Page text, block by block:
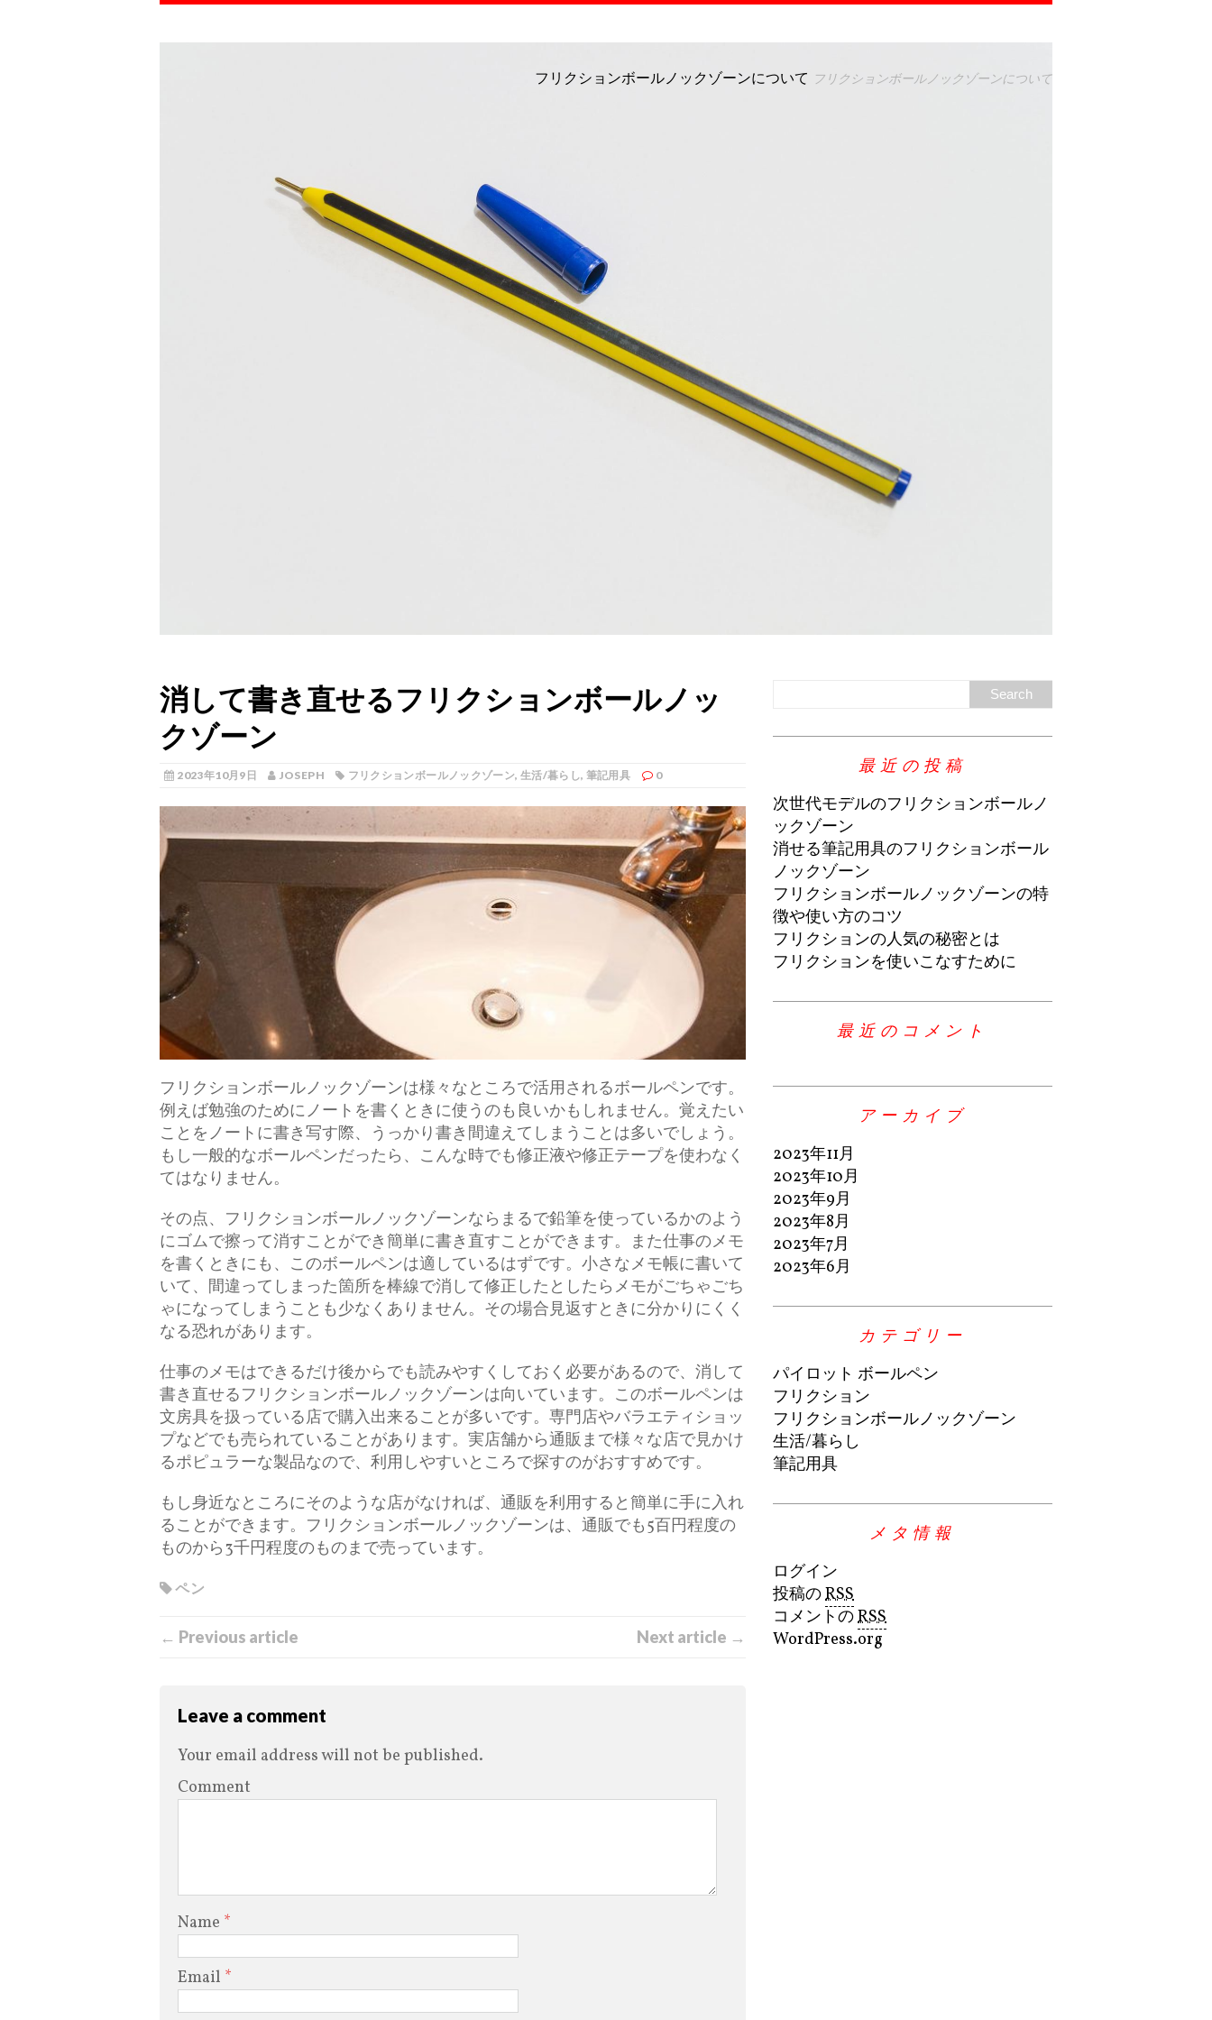
フリクションボールノックゾーンについて フリクションボールノックゾーンについて
消して書き直せるフリクションボールノッ
クゾーン
2023年10月9日 JOSEPH フリクションボールノックゾーン, 生活/暮らし, 筆記用具 0
フリクションボールノックゾーンは様々なところで活用されるボールペンです。
例えば勉強のためにノートを書くときに使うのも良いかもしれません。覚えたい
ことをノートに書き写す際、うっかり書き間違えてしまうことは多いでしょう。
もし一般的なボールペンだったら、こんな時でも修正液や修正テープを使わなく
てはなりません。
その点、フリクションボールノックゾーンならまるで鉛筆を使っているかのよう
にゴムで擦って消すことができ簡単に書き直すことができます。また仕事のメモ
を書くときにも、このボールペンは適しているはずです。小さなメモ帳に書いて
いて、間違ってしまった箇所を棒線で消して修正したとしたらメモがごちゃごち
ゃになってしまうことも少なくありません。その場合見返すときに分かりにくく
なる恐れがあります。
仕事のメモはできるだけ後からでも読みやすくしておく必要があるので、消して
書き直せるフリクションボールノックゾーンは向いています。このボールペンは
文房具を扱っている店で購入出来ることが多いです。専門店やバラエティショッ
プなどでも売られていることがあります。実店舗から通販まで様々な店で見かけ
るポピュラーな製品なので、利用しやすいところで探すのがおすすめです。
もし身近なところにそのような店がなければ、通販を利用すると簡単に手に入れ
ることができます。フリクションボールノックゾーンは、通販でも5百円程度の
ものから3千円程度のものまで売っています。
ペン
← Previous article Next article →
Leave a comment
Your email address will not be published.
Comment
Name *
Email *
最近の投稿
次世代モデルのフリクションボールノ
ックゾーン
消せる筆記用具のフリクションボール
ノックゾーン
フリクションボールノックゾーンの特
徴や使い方のコツ
フリクションの人気の秘密とは
フリクションを使いこなすために
最近のコメント
アーカイブ
2023年11月
2023年10月
2023年9月
2023年8月
2023年7月
2023年6月
カテゴリー
パイロット ボールペン
フリクション
フリクションボールノックゾーン
生活/暮らし
筆記用具
メタ情報
ログイン
投稿のRSS
コメントのRSS
WordPress.org